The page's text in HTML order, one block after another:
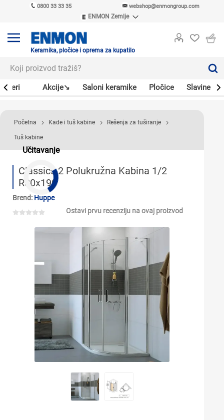
0800 33 33 35 webshop@enmongroup.com
ENMON Zemlje
ENMON MKD
Keramika, pločice i oprema za kupatilo
Akcije↘ Saloni keramike Pločice Slavine
Učitavanje
Početna Kade i tuš kabine Rešenja za tuširanje
Tuš kabine
Classics 2 Polukružna Kabina 1/2
R80x190
Brend: Huppe
Ostavi prvu recenziju na ovaj proizvod